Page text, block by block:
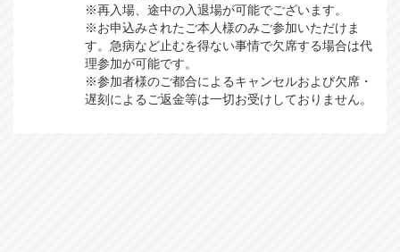
※再入場、途中の入退場が可能でございます。
※お申込みされたご本人様のみご参加いただけま
す。急病など止むを得ない事情で欠席する場合は代
理参加が可能です。
※参加者様のご都合によるキャンセルおよび欠席・
遅刻によるご返金等は一切お受けしておりません。